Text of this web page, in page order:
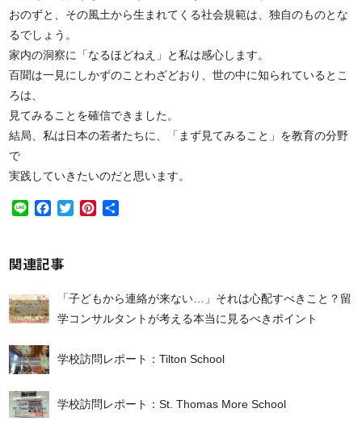
おのずと、その風土から生まれてくる社会規範は、独自のものとな
るでしょう。
家内の洞察に「なるほどねえ」と私は感心します。
百聞は一見にしかずのことわざどおり、世の中に知られているとこ
ろは、
見てみることを確信できました。
結局、私は日本の若者たちに、「まず見てみること」を教育の分野
で
実践していきたいのだと思います。
Line Facebook
TwitterPinterest
関連記事
「子どもから連絡が来ない…」それは心配すべきこと？留
学コンサルタントが考える本当に見るべきポイント
学校訪問レポート：Tilton School
学校訪問レポート：St. Thomas More School